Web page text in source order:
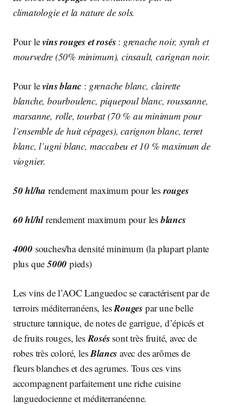
climatologie et la nature de sols.
Pour levins rouges et rosés: grenache noir, syrah et
mourvedre (50% minimum), cinsault, carignan noir.
Pour levins blanc : grenache blanc, clairette
blanche, bourboulenc, piquepoul blanc, roussanne,
marsanne, rolle, tourbat (70 % au minimum pour
l’ensemble de huit cépages), carignon blanc, terret
blanc, l’ugni blanc, maccabeu et 10 % maximum de
viognier.
50 hl/ha rendement maximum pour lesrouges
60 hl/hlrendement maximum pour lesblancs
4000 souches/ha densité minimum (la plupart plante
plus que5000 pieds)
Les vins de l’AOC Languedoc se caractérisent par de
terroirs méditerranéens, lesRouges par une belle
structure tannique, de notes de garrigue, d’épicés et
de fruits rouges, lesRoséssont très fruité, avec de
robes très coloré, lesBlancs avec des arômes de
fleurs blanches et des agrumes. Tous ces vins
accompagnent parfaitement une riche cuisine
languedocienne et méditerranéenne.